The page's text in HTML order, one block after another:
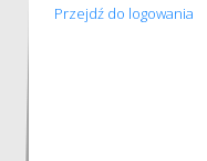
Przejdź do logowania